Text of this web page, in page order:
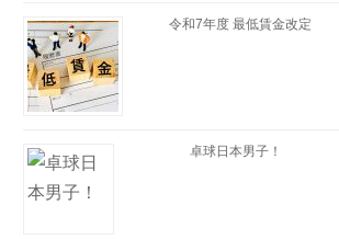
令和7年度 最低賃金改定
卓球日本男子！